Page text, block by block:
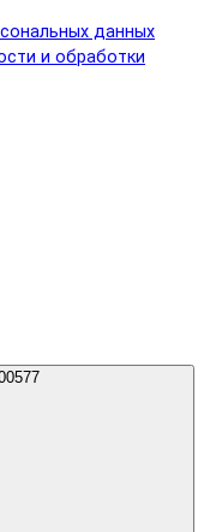
данных
и обработки
+7 (8442) 500577